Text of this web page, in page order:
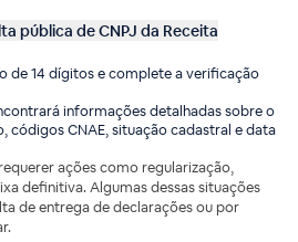
pública de CNPJ da Receita
de 14 dígitos e complete a verificação
informações detalhadas sobre o
códigos CNAE, situação cadastral e data
ações como regularização,
definitiva. Algumas dessas situações
de entrega de declarações ou por